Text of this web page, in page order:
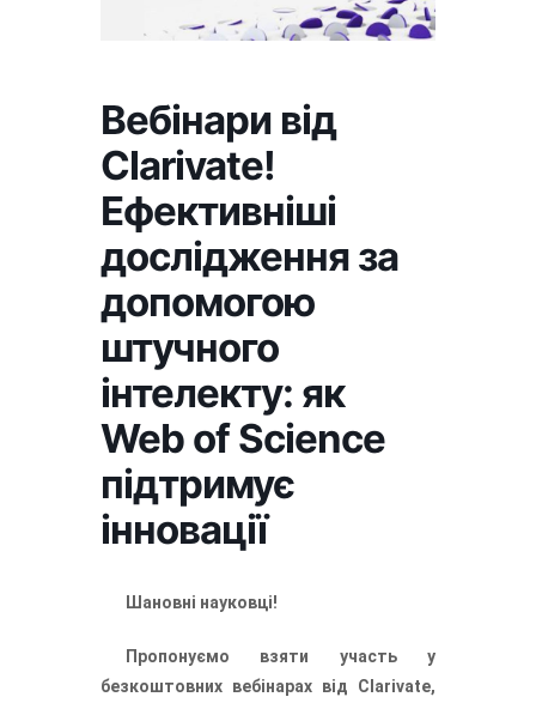
Вебінари від
Clarivate!
Ефективніші
дослідження за
допомогою
штучного
інтелекту: як
Web of Science
підтримує
інновації
Шановні науковці!
Пропонуємо взяти участь у
безкоштовних вебінарах від Clarivate,